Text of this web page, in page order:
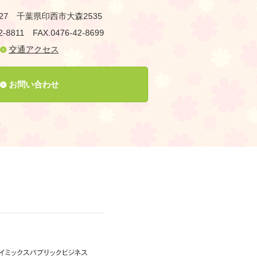
千葉県印西市大森2535
8811 FAX.0476-42-8699
交通アクセス
お問い合わせ